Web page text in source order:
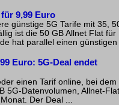
9,99 Euro
günstige 5G Tarife mit 35,
ist die 50 GB Allnet Flat für
hat parallel einen günstigen
Euro: 5G-Deal endet
einen Tarif online, bei dem
5G-Datenvolumen, Allnet-Flat
Der Deal ...